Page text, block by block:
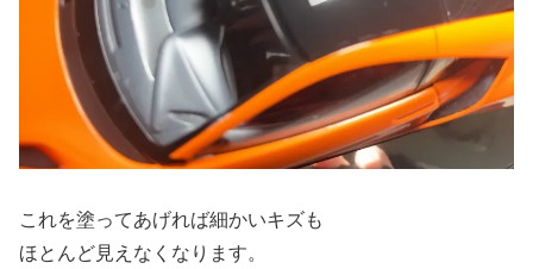
これを塗ってあげれば細かいキズも
ほとんど見えなくなります。